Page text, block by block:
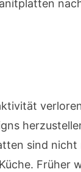
sind
Früher